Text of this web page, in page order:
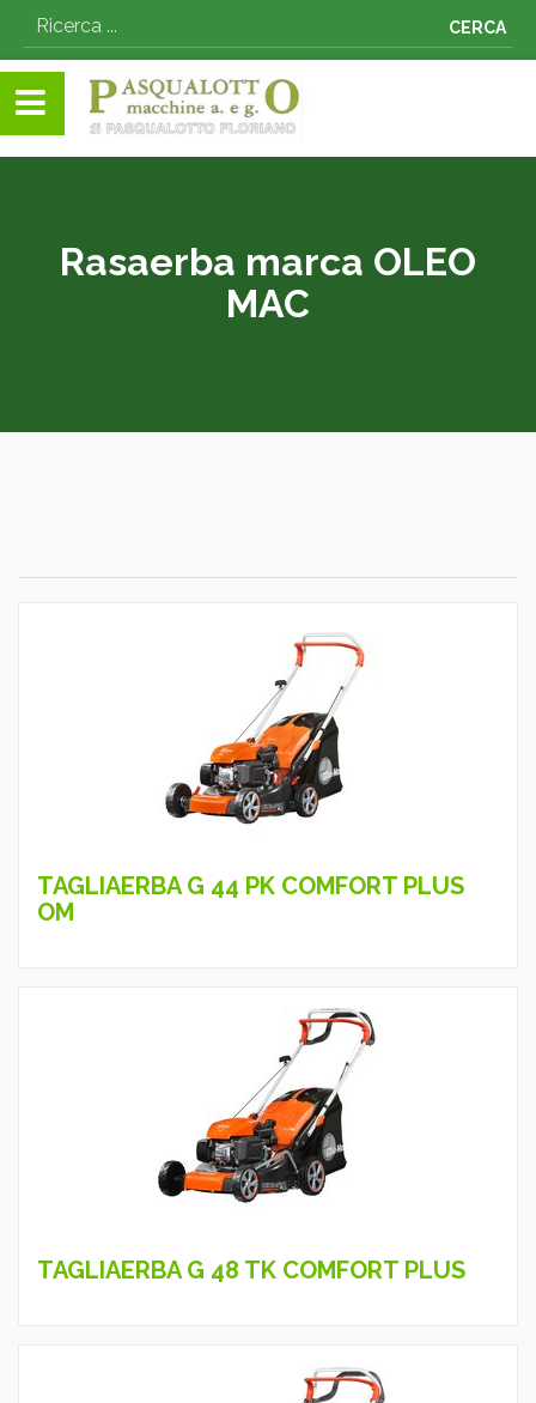
CERCA
Rasaerba marca OLEO
MAC
TAGLIAERBA G 44 PK COMFORT PLUS
OM
TAGLIAERBA G 48 TK COMFORT PLUS